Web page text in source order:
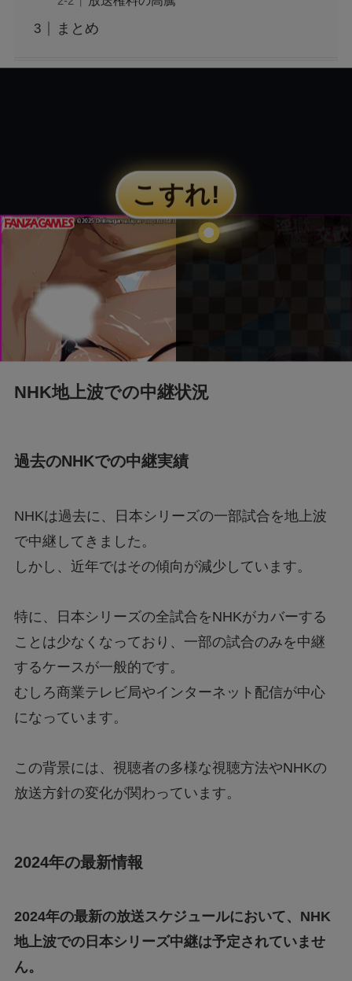
入手するためのミッションとは？
【大谷翔平】婚前契約を結んでいた？婚前契約
とは？
【ヤクルトスロワーズ】つば九郎の中の人は
大相撲中継で武田鉄矢さんの右横の女性は
説！知っておくべき待遇の差とは？
【災害】ロサンゼルスで山火事発生！大谷翔平
2025春高バレー男子決勝、いい席を確保するに
は何時に到着すべき？
【駅伝】ピクニックランの意味とは？
まとめ
NHK地上波での中継状況
過去のNHKでの中継実績
NHKは過去に、日本シリーズの一部試合を地上波
で中継してきました。
しかし、近年ではその傾向が減少しています。
特に、日本シリーズの全試合をNHKがカバーする
ことは少なくなっており、一部の試合のみを中継
するケースが一般的です​。
むしろ商業テレビ局やインターネット配信が中心
になっています。
この背景には、視聴者の多様な視聴方法やNHKの
放送方針の変化が関わっています。
2024年の最新情報
2024年の最新の放送スケジュールにおいて、NHK
地上波での日本シリーズ中継は予定されていませ
ん。